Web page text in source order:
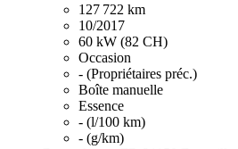
127 722 km
10/2017
60 kW (82 CH)
Occasion
- (Propriétaires préc.)
Boîte manuelle
Essence
- (l/100 km)
- (g/km)